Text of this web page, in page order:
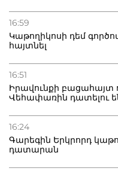
16:59
Կաթողիկոսի դեմ
հայտնել
16:51
Իրավունքի
Վեհափառին դատելու
16:24
Գարեգին Երկրորդ
դատարան